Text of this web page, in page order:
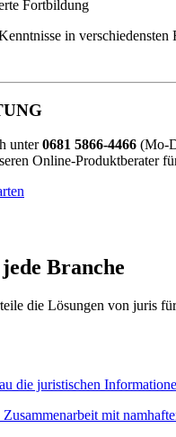
Fortbildung
in verschiedensten
unter0681 5866-4466 (Mo-
Online-Produktberater
Branche
die Lösungen von juris
die juristischen
mit